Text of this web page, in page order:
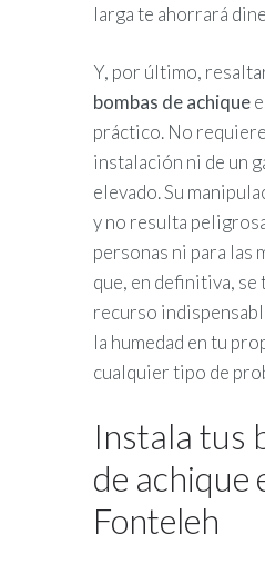
larga te ahorrará
Y, por último,
bombas de achique
práctico. No
instalación ni de un
elevado. Su
y no resulta
personas ni para las
que, en definitiva, se
recurso
la humedad en tu
cualquier tipo de
Instala tus
de achique
Fonteleh